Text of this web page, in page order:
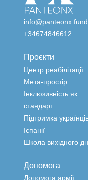
info@panteonx.fund
+34674846612
Проєкти
Центр реабілітації
Мета-простір
Інклюзивність як
стандарт
Підтримка
Іспанії
Школа вихідного
Допомога
Допомога армії